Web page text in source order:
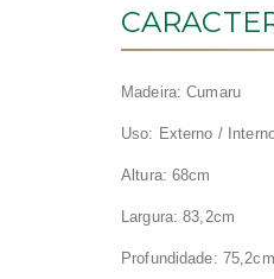
Madeira: Cumaru
Uso: Externo /
Altura: 68cm
Largura: 83,2cm
Profundidade: 75,2cm